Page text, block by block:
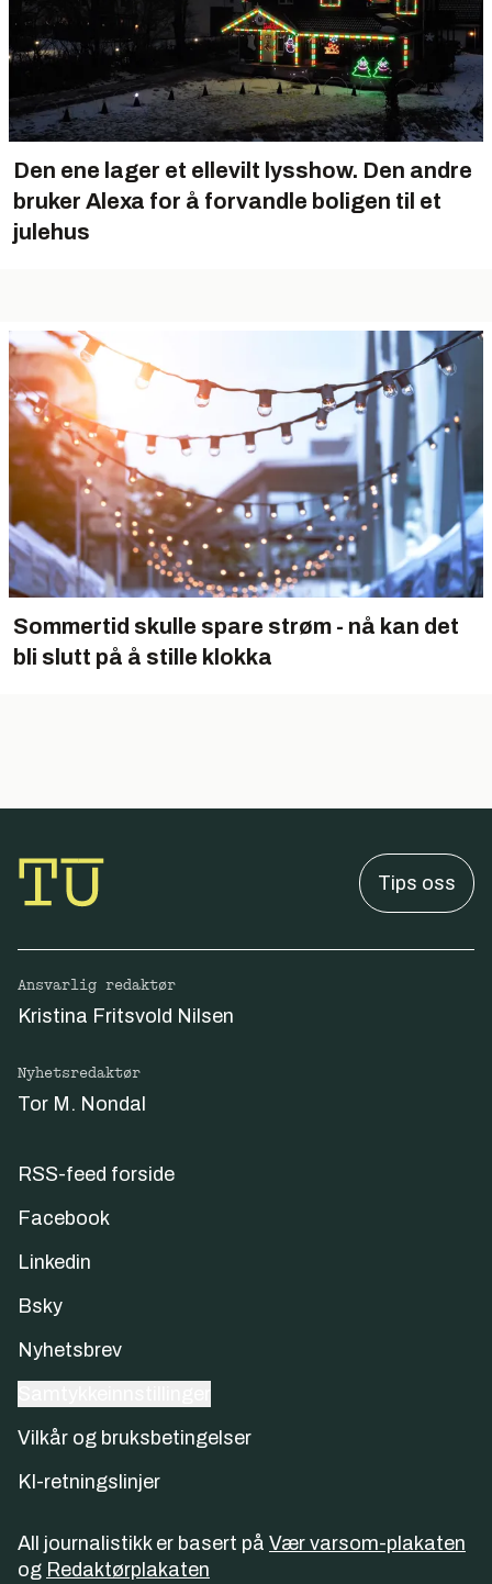
Den ene lager et ellevilt lysshow. Den andre
bruker Alexa for å forvandle boligen til et
julehus
Sommertid skulle spare strøm - nå kan det
bli slutt på å stille klokka
Tips oss
Ansvarlig redaktør
Kristina Fritsvold Nilsen
Nyhetsredaktør
Tor M. Nondal
RSS-feed forside
Facebook
Linkedin
Bsky
Nyhetsbrev
Vilkår og bruksbetingelser
KI-retningslinjer
All journalistikk er basert på Vær varsom-plakaten
og Redaktørplakaten